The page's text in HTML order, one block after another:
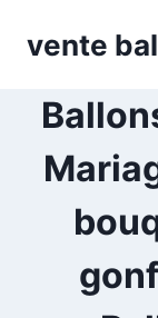
vente